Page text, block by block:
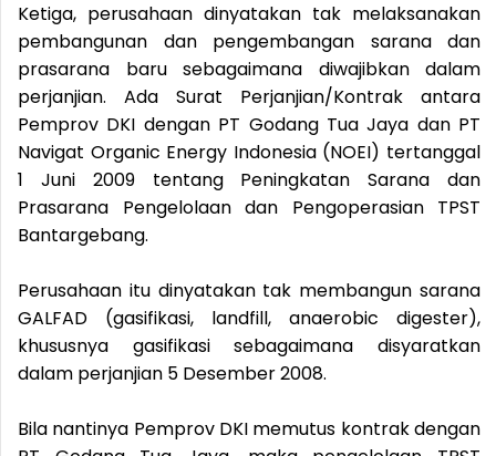
Ketiga, perusahaan dinyatakan tak melaksanakan
pembangunan dan pengembangan sarana dan
prasarana baru sebagaimana diwajibkan dalam
perjanjian. Ada Surat Perjanjian/Kontrak antara
Pemprov DKI dengan PT Godang Tua Jaya dan PT
Navigat Organic Energy Indonesia (NOEI) tertanggal
1 Juni 2009 tentang Peningkatan Sarana dan
Prasarana Pengelolaan dan Pengoperasian TPST
Bantargebang.
Perusahaan itu dinyatakan tak membangun sarana
GALFAD (gasifikasi, landfill, anaerobic digester),
khususnya gasifikasi sebagaimana disyaratkan
dalam perjanjian 5 Desember 2008.
Bila nantinya Pemprov DKI memutus kontrak dengan